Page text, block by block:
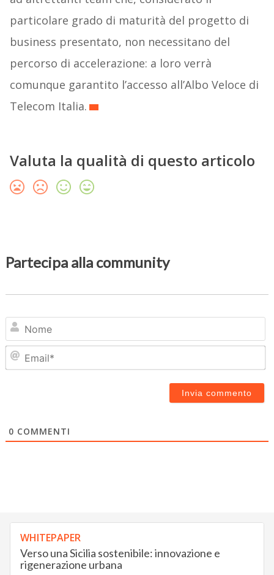
particolare grado di maturità del progetto di
business presentato, non necessitano del
percorso di accelerazione: a loro verrà
comunque garantito l’accesso all’Albo Veloce di
Telecom Italia.
Valuta la qualità di questo articolo
Partecipa alla community
0 COMMENTI
WHITEPAPER
Verso una Sicilia sostenibile: innovazione e
rigenerazione urbana